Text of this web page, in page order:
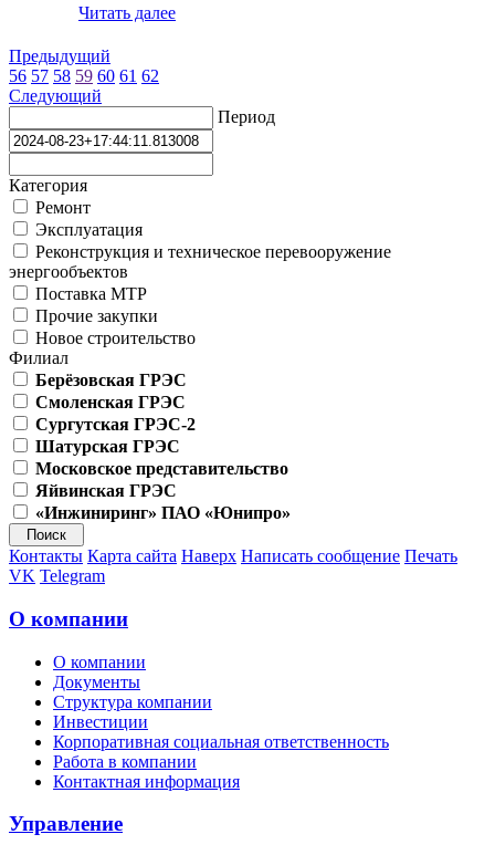
Читать далее
Предыдущий
56 57 58 59 60 61 62
Следующий
Период
Категория
Ремонт
Эксплуатация
Реконструкция и техническое перевооружение
энергообъектов
Поставка МТР
Прочие закупки
Новое строительство
Филиал
Берёзовская ГРЭС
Смоленская ГРЭС
Сургутская ГРЭС-2
Шатурская ГРЭС
Московское представительство
Яйвинская ГРЭС
«Инжиниринг» ПАО «Юнипро»
Контакты Карта сайта Наверх Написать сообщение Печать
VK Telegram
О компании
О компании
Документы
Структура компании
Инвестиции
Корпоративная социальная ответственность
Работа в компании
Контактная информация
Управление